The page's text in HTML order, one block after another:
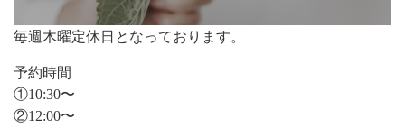
毎週木曜定休日となっております。
予約時間
①10:30〜
②12:00〜